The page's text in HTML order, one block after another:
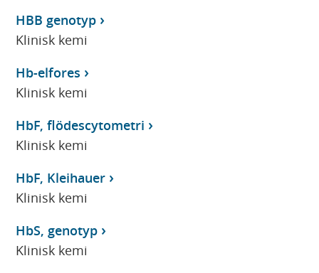
HBB genotyp
Klinisk kemi
Hb-elfores
Klinisk kemi
HbF, flödescytometri
Klinisk kemi
HbF, Kleihauer
Klinisk kemi
HbS, genotyp
Klinisk kemi